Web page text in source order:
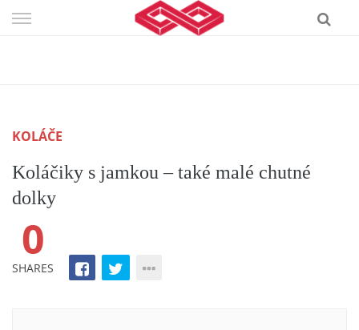
Skip
KOLÁČE
Koláčiky s jamkou – také malé chutné
dolky
0
SHARES